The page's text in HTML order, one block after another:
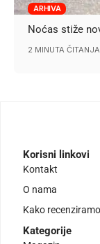
ARHIVA
Noćas stiže
2 MINUTA ČITANJA
Korisni linkovi
Kontakt
O nama
Kako
Kategorije